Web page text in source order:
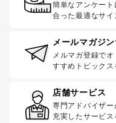
簡単なアンケー
合った最適なサイ
メールマガジ
メルマガ登録で
すすめトピックス
店舗サービス
専門アドバイザー
充実したサービス